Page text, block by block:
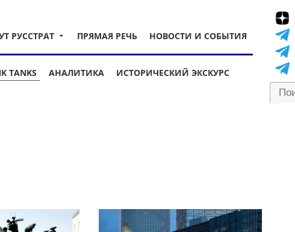
РУССТРАТ ПРЯМАЯ РЕЧЬ НОВОСТИ И СОБЫТИЯ
TANKS АНАЛИТИКА ИСТОРИЧЕСКИЙ ЭКСКУРС